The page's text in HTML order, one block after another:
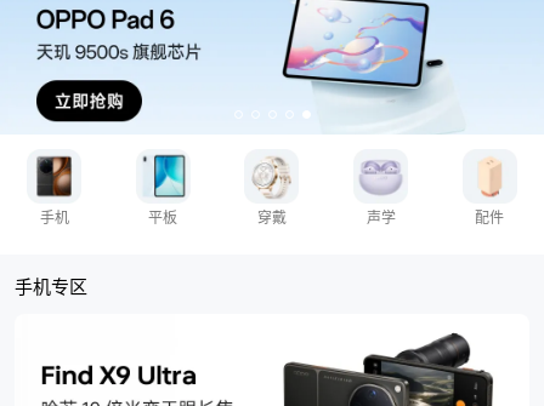
电池保
数据线
充电宝
手机 平板 穿戴 声学 配件
手机专区